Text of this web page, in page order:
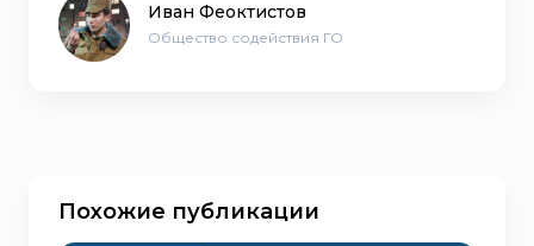
Иван Феоктистов
Общество содействия ГО
Похожие публикации